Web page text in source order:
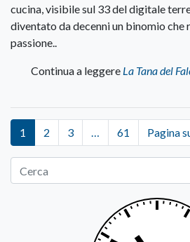
cucina, visibile sul 33 del digitale
diventato da decenni un binomio che
passione..
Continua a leggere La Tana del
1 2 3 … 61 Pagina